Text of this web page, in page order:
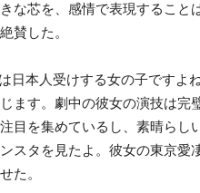
な芯を、感情で表現すること
賛した。
日本人受けする女の子ですよ
ます。劇中の彼女の演技は完
目を集めているし、素晴らし
スタを見たよ。彼女の東京愛
た。